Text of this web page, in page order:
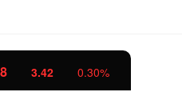
3.42 0.30%